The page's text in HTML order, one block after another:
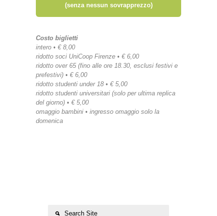
(senza nessun sovrapprezzo)
Costo biglietti
intero • € 8,00
ridotto soci UniCoop Firenze • € 6,00
ridotto over 65 (fino alle ore 18.30, esclusi festivi e
prefestivi) • € 6,00
ridotto studenti under 18 • € 5,00
ridotto studenti universitari (solo per ultima replica
del giorno) • € 5,00
omaggio bambini • ingresso omaggio solo la
domenica